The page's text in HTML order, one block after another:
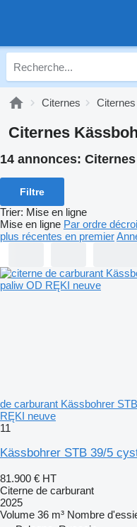
Citernes
Citernes
14 annonces:
Filtre
Trier: Mise en ligne
Mise en ligne Par ordre
plus récentes en premier
de carburant Kässbohrer
RĘKI neuve
11
Kässbohrer STB 39/5
81.900 € HT
Citerne de carburant
2025
Volume 36 m³ Nombre